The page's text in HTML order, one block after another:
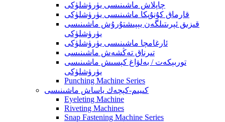
چاپلاش ماشىنىسى يۈرۈشلۈكى
قارماق كۇنۇپكا ماشىنىسى يۈرۈشلۈكى
قىزىق ئېرىتىلگەن يېپىشتۇرۇش ماشىنىسى
يۈرۈشلۈكى
ئارغامچا ماشىنىسى يۈرۈشلۈكى
تىرناق تەڭشەش ماشىنىسى
توربېكەت / بەلۋاغ كېسىش ماشىنىسى
يۈرۈشلۈكى
Punching Machine Series
كىيىم-كېچەك ياساش ماشىنىسى
Eyeleting Machine
Riveting Machines
Snap Fastening Machine Series